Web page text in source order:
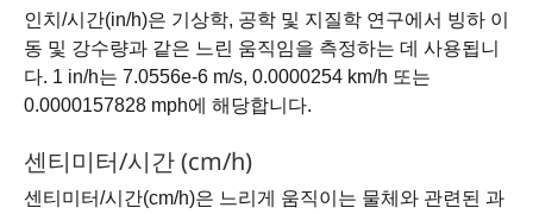
인치/시간(in/h)은 기상학, 공학 및 지질학 연구에서 빙하 이
동 및 강수량과 같은 느린 움직임을 측정하는 데 사용됩니
다. 1 in/h는 7.0556e-6 m/s, 0.0000254 km/h 또는
0.0000157828 mph에 해당합니다.
센티미터/시간 (cm/h)
센티미터/시간(cm/h)은 느리게 움직이는 물체와 관련된 과